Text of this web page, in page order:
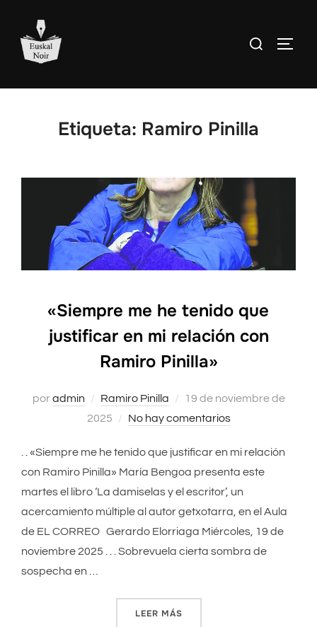
contenido
Buscar:
Etiqueta: Ramiro Pinilla
«Siempre me he tenido que
justificar en mi relación con
Ramiro Pinilla»
poradmin Ramiro Pinilla
Publicado
el
19 de noviembre de
2025
No hay comentarios
. . «Siempre me he tenido que justificar en mi relación
con Ramiro Pinilla» María Bengoa presenta este
martes el libro ‘La damiselas y el escritor’, un
acercamiento múltiple al autor getxotarra, en el Aula
de EL CORREO Gerardo Elorriaga Miércoles, 19 de
noviembre 2025 . . . Sobrevuela cierta sombra de
sospecha en …
LEER MÁS